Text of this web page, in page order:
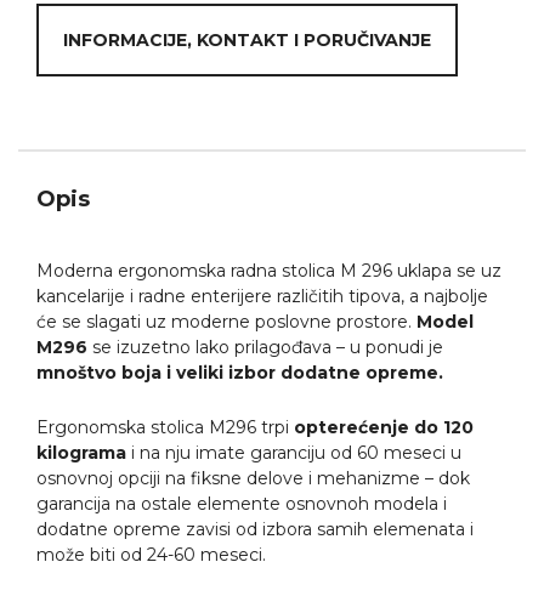
INFORMACIJE, KONTAKT I PORUČIVANJE
Opis
Moderna ergonomska radna stolica M 296 uklapa se uz
kancelarije i radne enterijere različitih tipova, a najbolje
će se slagati uz moderne poslovne prostore. Model
M296 se izuzetno lako prilagođava – u ponudi je
mnoštvo boja i veliki izbor dodatne opreme.
Ergonomska stolica M296 trpi opterećenje do 120
kilograma i na nju imate garanciju od 60 meseci u
osnovnoj opciji na fiksne delove i mehanizme – dok
garancija na ostale elemente osnovnoh modela i
dodatne opreme zavisi od izbora samih elemenata i
može biti od 24-60 meseci.